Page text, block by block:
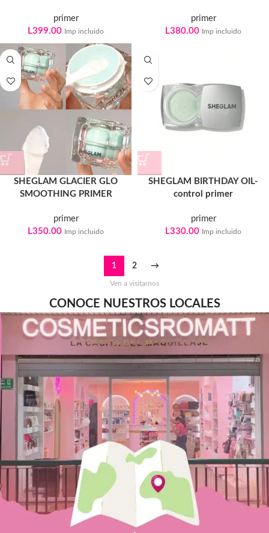
primer
L399.00 Imp incluido
primer
L380.00 Imp incluido
SHEGLAM GLACIER GLO
SMOOTHING PRIMER
primer
L350.00 Imp incluido
SHEGLAM BIRTHDAY OIL-
control primer
primer
L330.00 Imp incluido
1 2 →
Ven a visitarnos
CONOCE NUESTROS LOCALES